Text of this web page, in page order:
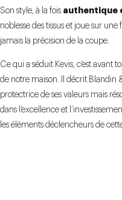
Son style, à la fois authentique
noblesse des tissus et joue sur
jamais la précision de la coupe.
Ce qui a séduit Kevis, c’est avant
de notre maison. Il décrit
protectrice de ses valeurs mais
dans l’excellence et
les éléments déclencheurs de